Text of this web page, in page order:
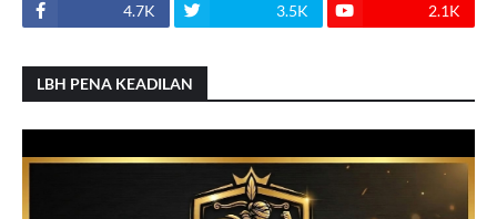
4.7K 3.5K 2.1K
LBH PENA KEADILAN